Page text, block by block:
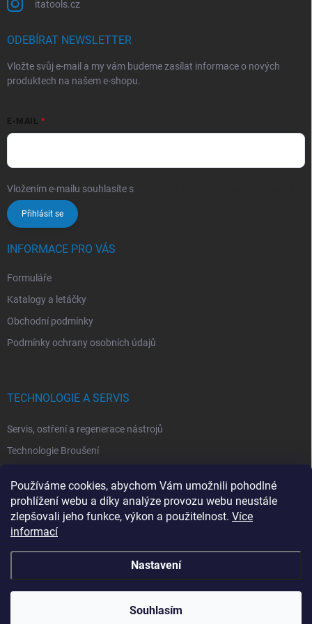
Používáme cookies, abychom Vám umožnili pohodlné
prohlížení webu a díky analýze provozu webu neustále
zlepšovali jeho funkce, výkon a použitelnost. Více
informací
Nastavení
Souhlasím
itatools.cz
ODEBÍRAT NEWSLETTER
Vložte svůj e-mail a my vám budeme zasílat informace o nových
produktech na našem e-shopu.
E-MAIL
Vložením e-mailu souhlasíte s
Přihlásit se
INFORMACE PRO VÁS
Formuláře
Katalogy a letáčky
Obchodní podmínky
Podmínky ochrany osobních údajů
TECHNOLOGIE A SERVIS
Servis, ostření a regenerace nástrojů
Technologie Broušení
Technologie Laserová Ablace
Copyright 2026ITA TOOLS ČESKO. Všechna práva vyhrazena.Upravit
nastavení cookies